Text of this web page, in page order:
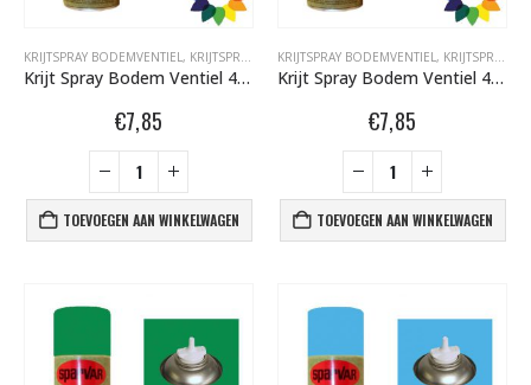
KRIJTSPRAY BODEMVENTIEL, KRIJTSPRAY BODEMVENTIEL 400 ML ,SPARVAR GRAFFITI
Krijt Spray Bodem Ventiel 400ml Blauw 6001111
€7,85
TOEVOEGEN AAN WINKELWAGEN
KRIJTSPRAY BODEMVENTIEL, KRIJTSPRAY BODEMVENTIEL 400 ML
Krijt Spray Bodem Ventiel 400ml Geel 6001104
€7,85
TOEVOEGEN AAN WINKELWAGEN
€2,23 €2,23